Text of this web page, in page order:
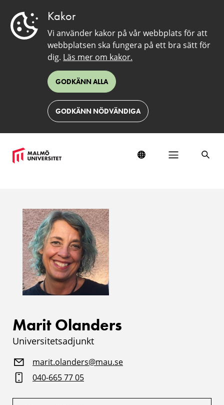
Kakor
Vi använder kakor på vår webbplats för att
webbplatsen ska fungera på ett bra sätt för
dig. Läs mer om kakor.
GODKÄNN ALLA
GODKÄNN NÖDVÄNDIGA
Marit Olanders
Universitetsadjunkt
marit.olanders@mau.se
040-665 77 05